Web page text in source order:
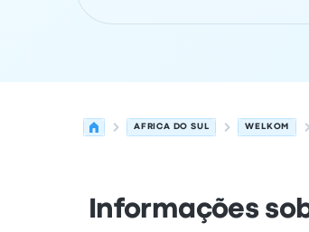
AFRICA DO SUL WELKOM
Informações